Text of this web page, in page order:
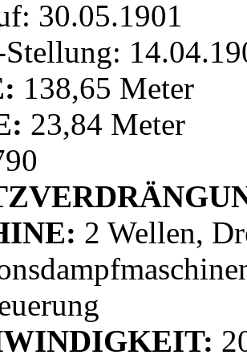
30.05.1901
138,65 Meter
23,84 Meter
2 Wellen,